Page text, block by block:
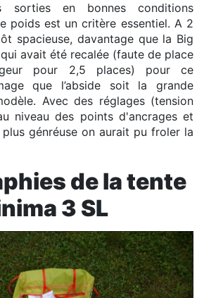
sorties en bonnes conditions
poids est un critère essentiel. A 2
spacieuse, davantage que la Big
avait été recalée (faute de place
pour 2,5 places) pour ce
que l’abside soit la grande
Avec des réglages (tension
niveau des points d'ancrages et
génréuse on aurait pu froler la
de la tente
3 SL